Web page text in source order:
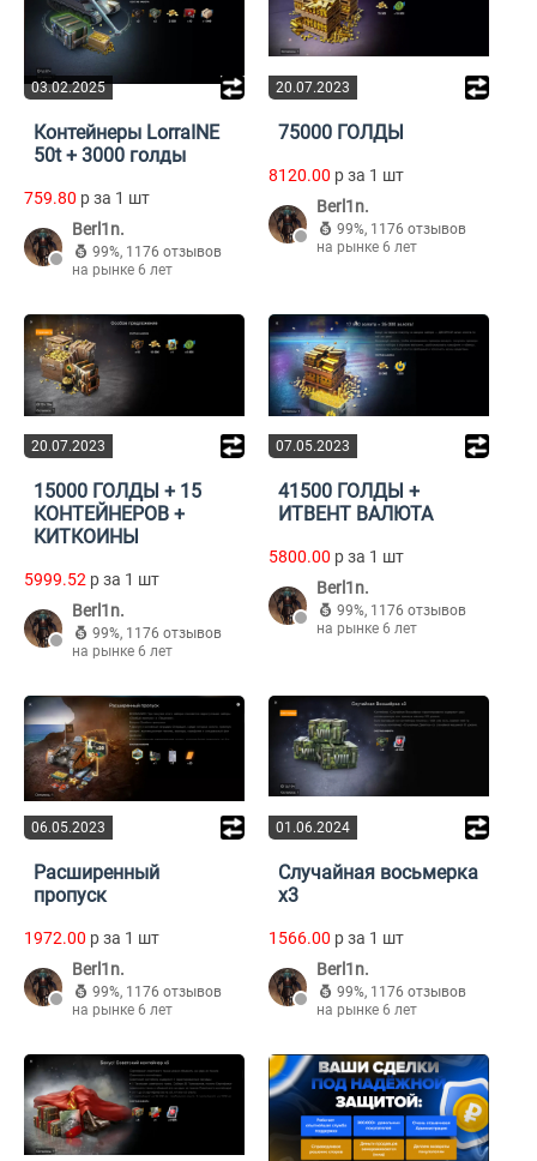
03.02.2025
Контейнеры LorraINE
50t + 3000 голды
759.80 p за 1 шт
Berl1n.
99%, 1176 отзывов
на рынке 6 лет
20.07.2023
75000 ГОЛДЫ
8120.00 p за 1 шт
Berl1n.
99%, 1176 отзывов
на рынке 6 лет
20.07.2023
15000 ГОЛДЫ + 15
КОНТЕЙНЕРОВ +
КИТКОИНЫ
5999.52 p за 1 шт
Berl1n.
99%, 1176 отзывов
на рынке 6 лет
07.05.2023
41500 ГОЛДЫ +
ИТВЕНТ ВАЛЮТА
5800.00 p за 1 шт
Berl1n.
99%, 1176 отзывов
на рынке 6 лет
06.05.2023
Расширенный
пропуск
1972.00 p за 1 шт
Berl1n.
99%, 1176 отзывов
на рынке 6 лет
01.06.2024
Случайная восьмерка
х3
1566.00 p за 1 шт
Berl1n.
99%, 1176 отзывов
на рынке 6 лет